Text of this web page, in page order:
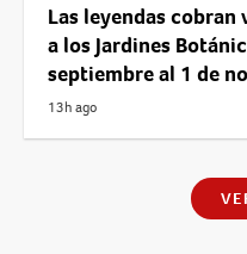
Las leyendas
a los Jardines
septiembre al 1 de
13h ago